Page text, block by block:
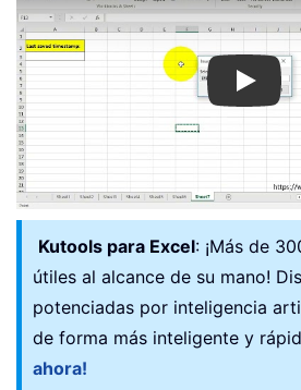
Play
Kutools para Excel: ¡Más de
útiles al alcance de su mano!
potenciadas por inteligencia
de forma más inteligente y
ahora!